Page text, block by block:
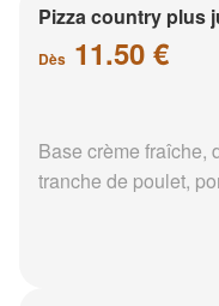
Pizza country plus
Dès 11.50 €
Base crème fraîche,
tranche de poulet,